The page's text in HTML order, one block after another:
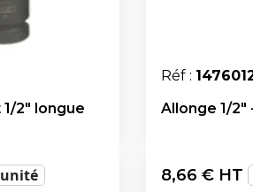
2" longue
Réf :
Allonge 1/2"
8,66 € HT